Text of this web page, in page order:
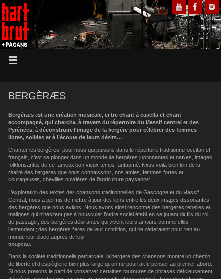
BERGÈRÆS
Bergèræs est une création musicale, entre chant à capella et chant
accompagné, qui cherche, à travers du répertoire du Massif central et des
Pyrénées, à déconstruire l’image de la bergère pour célébrer des femmes
libres, solides et à l’écoute de leurs désirs…
Chanter les bergères, pour nous qui puisons dans le répertoire traditionnel occitan et
français, c’est se plonger dans un monde de bergères juponnantes et naïves, images
folklorisantes de ce fameux bon vieux temps fantasmé. Nous voilà bien loin de la
réalité des bergères que nous connaissons, nos amies, femmes fortes et
courageuses, chevilles ouvrières de l’agriculture paysanne*.
L’exploration des textes des chansons traditionnelles de Gascogne et du Massif
Central, nous a permis de mettre à jour des liens entre les deux images dissonantes
des bergères que nous avions. Nous avons ainsi rencontré des bergères rebelles et
malignes qui n’hésitent pas à bousculer l’ordre social établi en se jouant du fils du roi
de passage ; des bergères désirantes qui vivent leurs amours comme elles
l’entendent ; des bergères fières de leur condition, qui ne céderaient pour rien au
monde leur place auprès de leur
troupeau.
Dans la société traditionnelle patriarcale, la bergère des chansons montre un chemin
de liberté et d’espièglerie bien plus large qu’on ne pourrait le penser au premier abord.
Si nous prenons le parti de conserver certaines tournures de phrases délicieusement